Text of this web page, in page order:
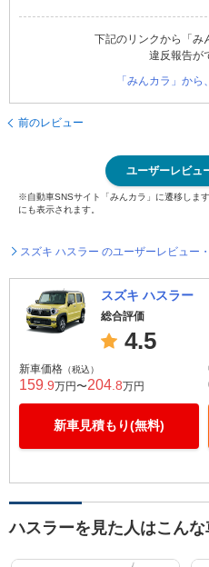
下記のリンクから「み
違反報告が
「みんカラ」か
前のレビュー
ユーザーレビュ
※自動車SNSサイト「みんカラ」に遷移しま
にも表示されます。
スズキ ハスラー のユーザーレビュー
スズキ ハスラー
総合評価
4.5
新車価格 （税込）
159 .9万円〜204 .8万円
新車見積もり(無料)
ハスラーを見た人はこん